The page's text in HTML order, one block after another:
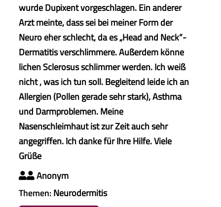
wurde Dupixent vorgeschlagen. Ein anderer
Arzt meinte, dass sei bei meiner Form der
Neuro eher schlecht, da es „Head and Neck“-
Dermatitis verschlimmere. Außerdem könne
lichen Sclerosus schlimmer werden. Ich weiß
nicht , was ich tun soll. Begleitend leide ich an
Allergien (Pollen gerade sehr stark), Asthma
und Darmproblemen. Meine
Nasenschleimhaut ist zur Zeit auch sehr
angegriffen. Ich danke für Ihre Hilfe. Viele
Grüße
 Anonym
Themen:Neurodermitis